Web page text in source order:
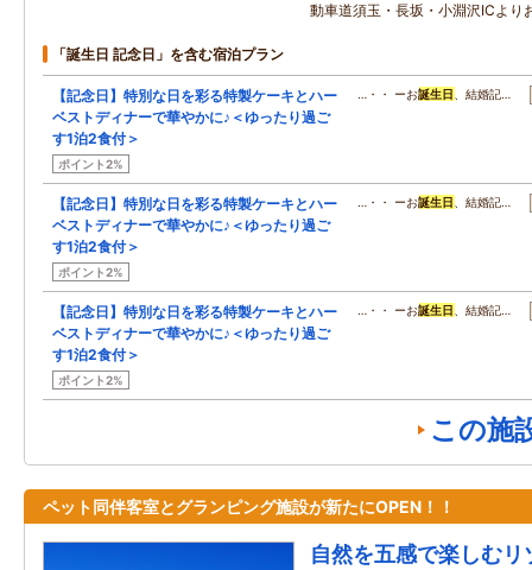
動車道須玉・長坂・小淵沢ICより
「誕生日 記念日」を含む宿泊プラン
【記念日】特別な日を彩る特製ケーキとハー
ベストディナーで華やかに♪＜ゆったり過ご
す1泊2食付＞
ポイント2%
…・・ ーお誕生日 、結婚記…
【記念日】特別な日を彩る特製ケーキとハー
ベストディナーで華やかに♪＜ゆったり過ご
す1泊2食付＞
ポイント2%
…・・ ーお誕生日 、結婚記…
【記念日】特別な日を彩る特製ケーキとハー
ベストディナーで華やかに♪＜ゆったり過ご
す1泊2食付＞
ポイント2%
…・・ ーお誕生日 、結婚記…
この施
ペット同伴客室とグランピング施設が新たにOPEN！！
自然を五感で楽しむ